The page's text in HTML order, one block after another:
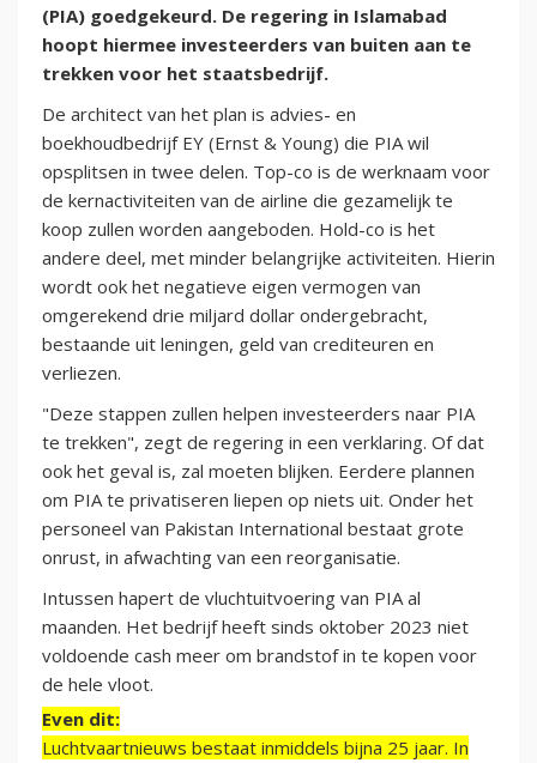
(PIA) goedgekeurd. De regering in Islamabad
hoopt hiermee investeerders van buiten aan te
trekken voor het staatsbedrijf.
De architect van het plan is advies- en
boekhoudbedrijf EY (Ernst & Young) die PIA wil
opsplitsen in twee delen. Top-co is de werknaam voor
de kernactiviteiten van de airline die gezamelijk te
koop zullen worden aangeboden. Hold-co is het
andere deel, met minder belangrijke activiteiten. Hierin
wordt ook het negatieve eigen vermogen van
omgerekend drie miljard dollar ondergebracht,
bestaande uit leningen, geld van crediteuren en
verliezen.
"Deze stappen zullen helpen investeerders naar PIA
te trekken", zegt de regering in een verklaring. Of dat
ook het geval is, zal moeten blijken. Eerdere plannen
om PIA te privatiseren liepen op niets uit. Onder het
personeel van Pakistan International bestaat grote
onrust, in afwachting van een reorganisatie.
Intussen hapert de vluchtuitvoering van PIA al
maanden. Het bedrijf heeft sinds oktober 2023 niet
voldoende cash meer om brandstof in te kopen voor
de hele vloot.
Even dit:
Luchtvaartnieuws bestaat inmiddels bijna 25 jaar. In